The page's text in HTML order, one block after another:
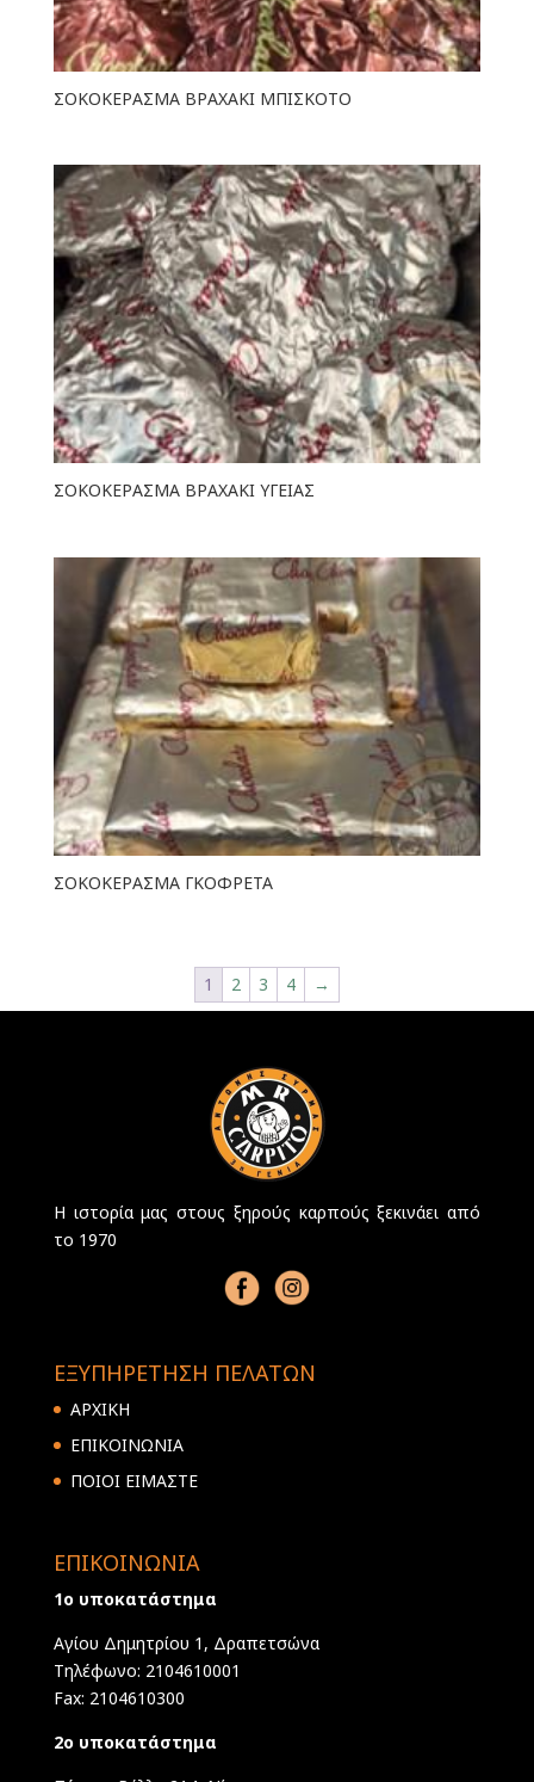
ΣΟΚΟΚΕΡΑΣΜΑ ΒΡΑΧΑΚΙ ΜΠΙΣΚΟΤΟ
ΣΟΚΟΚΕΡΑΣΜΑ ΒΡΑΧΑΚΙ ΥΓΕΙΑΣ
ΣΟΚΟΚΕΡΑΣΜΑ ΓΚΟΦΡΕΤΑ
1 2 3 4 →
Η ιστορία μας στους ξηρούς καρπούς ξεκινάει από
το 1970
ΕΞΥΠΗΡΕΤΗΣΗ ΠΕΛΑΤΩΝ
ΑΡΧΙΚΗ
ΕΠΙΚΟΙΝΩΝΙΑ
ΠΟΙΟΙ ΕΙΜΑΣΤΕ
ΕΠΙΚΟΙΝΩΝΙΑ
1ο υποκατάστημα
Αγίου Δημητρίου 1, Δραπετσώνα
Τηλέφωνο: 2104610001
Fax: 2104610300
2ο υποκατάστημα